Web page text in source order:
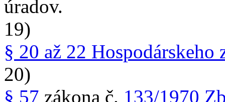
úradov.
19)
§ 20 až 22 Hospodárskeho
20)
§ 57 zákona č. 133/1970